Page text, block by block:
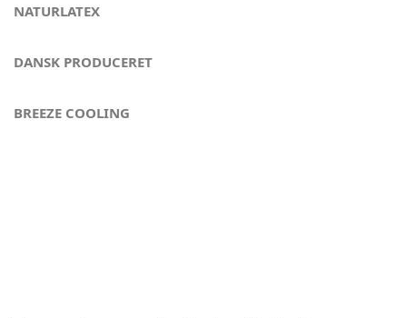
NATURLATEX
DANSK PRODUCERET
BREEZE COOLING